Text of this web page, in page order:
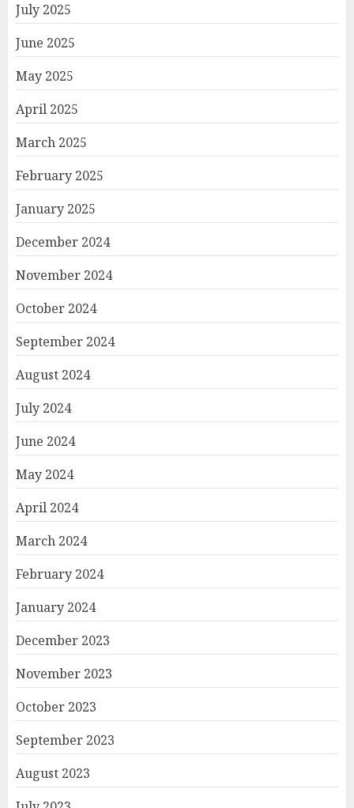
July 2025
June 2025
May 2025
April 2025
March 2025
February 2025
January 2025
December 2024
November 2024
October 2024
September 2024
August 2024
July 2024
June 2024
May 2024
April 2024
March 2024
February 2024
January 2024
December 2023
November 2023
October 2023
September 2023
August 2023